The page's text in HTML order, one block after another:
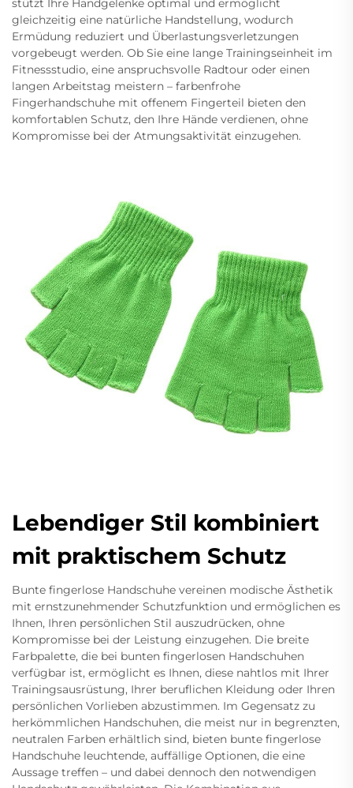
stützt Ihre Handgelenke optimal und ermöglicht
gleichzeitig eine natürliche Handstellung, wodurch
Ermüdung reduziert und Überlastungsverletzungen
vorgebeugt werden. Ob Sie eine lange Trainingseinheit im
Fitnessstudio, eine anspruchsvolle Radtour oder einen
langen Arbeitstag meistern – farbenfrohe
Fingerhandschuhe mit offenem Fingerteil bieten den
komfortablen Schutz, den Ihre Hände verdienen, ohne
Kompromisse bei der Atmungsaktivität einzugehen.
Lebendiger Stil kombiniert
mit praktischem Schutz
Bunte fingerlose Handschuhe vereinen modische Ästhetik
mit ernstzunehmender Schutzfunktion und ermöglichen es
Ihnen, Ihren persönlichen Stil auszudrücken, ohne
Kompromisse bei der Leistung einzugehen. Die breite
Farbpalette, die bei bunten fingerlosen Handschuhen
verfügbar ist, ermöglicht es Ihnen, diese nahtlos mit Ihrer
Trainingsausrüstung, Ihrer beruflichen Kleidung oder Ihren
persönlichen Vorlieben abzustimmen. Im Gegensatz zu
herkömmlichen Handschuhen, die meist nur in begrenzten,
neutralen Farben erhältlich sind, bieten bunte fingerlose
Handschuhe leuchtende, auffällige Optionen, die eine
Aussage treffen – und dabei dennoch den notwendigen